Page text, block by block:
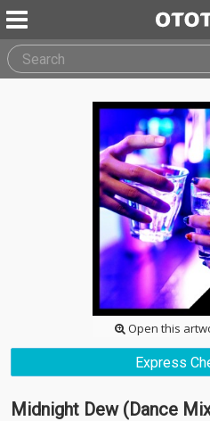
Open this
Express
Midnight Dew (Dance